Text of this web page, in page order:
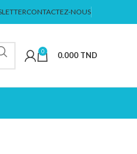
CONTACTEZ-NOUS
0 0.000 TND